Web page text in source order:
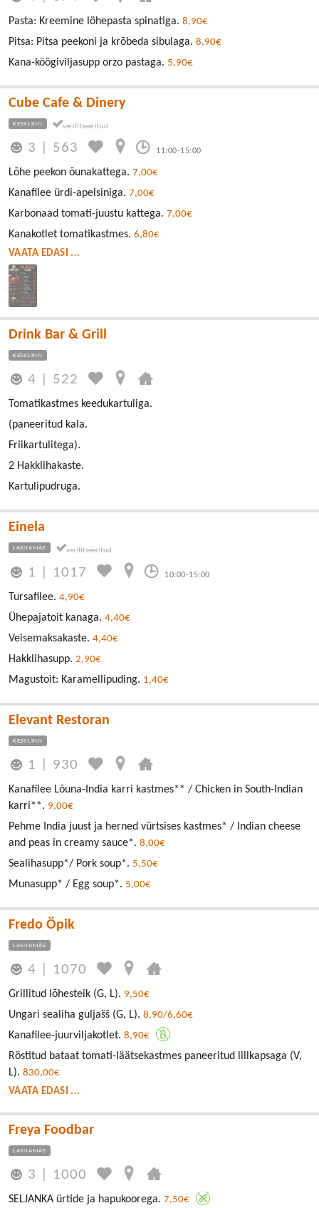
Pasta: Kreemine löhepasta spinatiga. 8,90€
Pitsa: Pitsa peekoni ja krõbeda sibulaga. 8,90€
Kana-köögiviljasupp orzo pastaga. 5,90€
Cube Cafe & Dinery
KESKLINN
3 563 11:00-15:00
Lõhe peekon õunakattega. 7,00€
Kanafilee ürdi-apelsiniga. 7,00€
Karbonaad tomati-juustu kattega. 7,00€
Kanakotlet tomatikastmes. 6,80€
VAATA EDASI ...
Drink Bar & Grill
KESKLINN
4 522
Tomatikastmes keedukartuliga.
(paneeritud kala.
Friikartulitega).
2 Hakklihakaste.
Kartulipudruga.
Einela
LASNAMÄE
1 1017 10:00-15:00
Tursafilee. 4,90€
Ühepajatoit kanaga. 4,40€
Veisemaksakaste. 4,40€
Hakklihasupp. 2,90€
Magustoit: Karamellipuding. 1,40€
Elevant Restoran
KESKLINN
1 930
Kanafilee Lõuna-India karri kastmes** / Chicken in South-Indian
karri**. 9,00€
Pehme India juust ja herned vürtsises kastmes* / Indian cheese
and peas in creamy sauce*. 8,00€
Sealihasupp*/ Pork soup*. 5,50€
Munasupp* / Egg soup*. 5,00€
Fredo Öpik
LASNAMÄE
4 1070
Grillitud lõhesteik (G, L). 9,50€
Ungari sealiha guljašš (G, L). 8,90/6,60€
Kanafilee-juurviljakotlet. 8,90€
Röstitud bataat tomati-läätsekastmes paneeritud lillkapsaga (V,
L). 830,00€
VAATA EDASI ...
Freya Foodbar
LASNAMÄE
3 1000
SELJANKA ürtide ja hapukoorega. 7,50€